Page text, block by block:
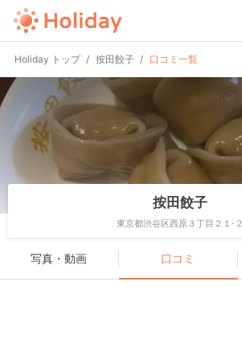
Holiday トップ 按田餃子 口コミ一覧
按田餃子
東京都渋谷区西原３丁目２１-２
写真・動画 口コミ